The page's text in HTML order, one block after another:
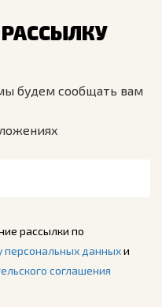
будем сообщать вам
рассылки по
персональных данныхи
соглашения